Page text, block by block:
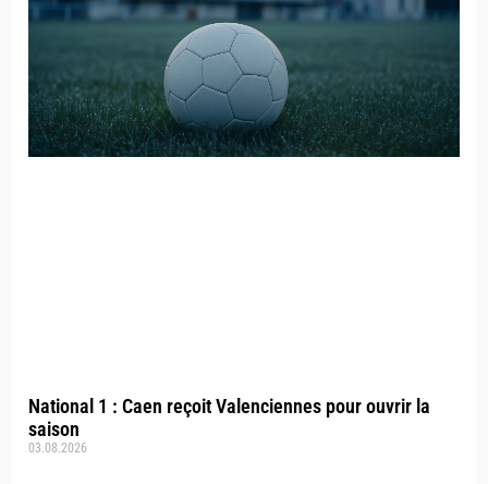
National 1 : Caen reçoit Valenciennes pour ouvrir la
saison
03.08.2026